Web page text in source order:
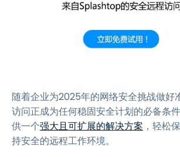
随着企业为2025年的网络安全挑战做好
访问正成为任何稳固安全计划的必备条
供一个强大且可扩展的解决方案 ，轻松
持安全的远程工作环境。